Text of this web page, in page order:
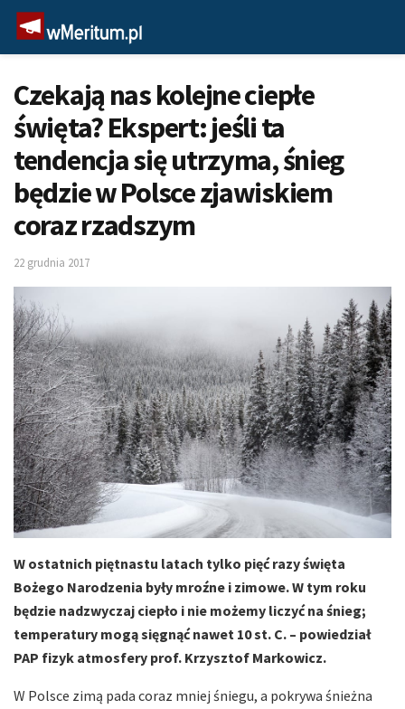
Czekają nas kolejne ciepłe
święta? Ekspert: jeśli ta
tendencja się utrzyma, śnieg
będzie w Polsce zjawiskiem
coraz rzadszym
22 grudnia 2017
W ostatnich piętnastu latach tylko pięć razy święta
Bożego Narodzenia były mroźne i zimowe. W tym roku
będzie nadzwyczaj ciepło i nie możemy liczyć na śnieg;
temperatury mogą sięgnąć nawet 10 st. C. – powiedział
PAP fizyk atmosfery prof. Krzysztof Markowicz.
W Polsce zimą pada coraz mniej śniegu, a pokrywa śnieżna